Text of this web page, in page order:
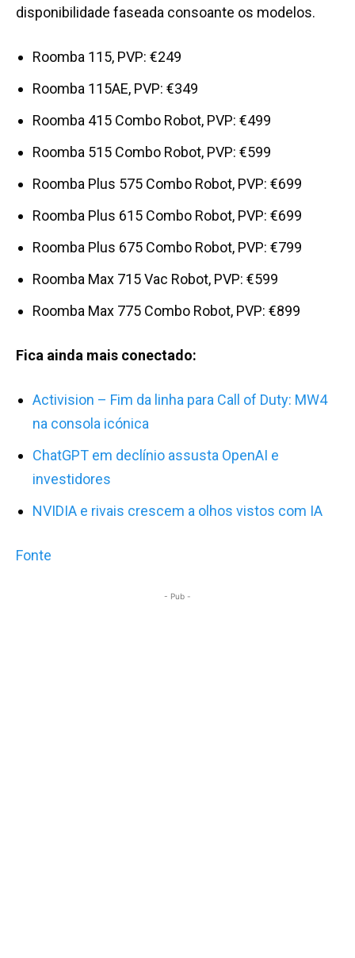
disponibilidade faseada consoante os modelos.
Roomba 115, PVP: €249
Roomba 115AE, PVP: €349
Roomba 415 Combo Robot, PVP: €499
Roomba 515 Combo Robot, PVP: €599
Roomba Plus 575 Combo Robot, PVP: €699
Roomba Plus 615 Combo Robot, PVP: €699
Roomba Plus 675 Combo Robot, PVP: €799
Roomba Max 715 Vac Robot, PVP: €599
Roomba Max 775 Combo Robot, PVP: €899
Fica ainda mais conectado:
Activision – Fim da linha para Call of Duty: MW4
na consola icónica
ChatGPT em declínio assusta OpenAI e
investidores
NVIDIA e rivais crescem a olhos vistos com IA
Fonte
- Pub -